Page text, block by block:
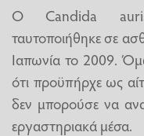
Ο Candida
ταυτοποιήθηκε σε
Ιαπωνία το 2009.
ότι προϋπήρχε ως
δεν μπορούσε να
εργαστηριακά μέσα.